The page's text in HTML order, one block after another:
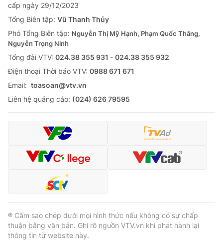
cấp ngày 29/12/2023
Tổng Biên tập: Vũ Thanh Thủy
Phó Tổng Biên tập: Nguyễn Thị Mỹ Hạnh, Phạm Quốc Thắng,
Nguyễn Trọng Ninh
Tổng đài VTV: 024.38 355 931 - 024.38 355 932
Ðiện thoại Thời báo VTV: 0988 671 671
Email: toasoan@vtv.vn
Liên hệ quảng cáo: (024) 626 79595
® Cấm sao chép dưới mọi hình thức nếu không có sự chấp
thuận bằng văn bản. Ghi rõ nguồn VTV.vn khi phát hành lại
thông tin từ website này.